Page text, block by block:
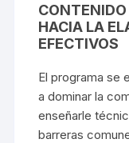
HACIA LA
EFECTIVOS
El programa se
a dominar la
enseñarle
barreras